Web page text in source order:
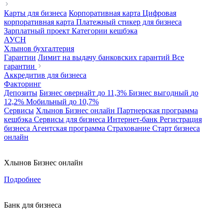
Карты для бизнеса Корпоративная карта Цифровая
корпоративная карта Платежный стикер для бизнеса
Зарплатный проект Категории кешбэка
АУСН
Хлынов бухгалтерия
Гарантии Лимит на выдачу банковских гарантий Все
гарантии
Аккредитив для бизнеса
Факторинг
Депозиты Бизнес овернайт до 11,3% Бизнес выгодный до
12,2% Мобильный до 10,7%
Сервисы Хлынов Бизнес онлайн Партнерская программа
кешбэка Сервисы для бизнеса Интернет-банк Регистрация
бизнеса Агентская программа Страхование Старт бизнеса
онлайн
Хлынов Бизнес онлайн
Подробнее
Банк для бизнеса